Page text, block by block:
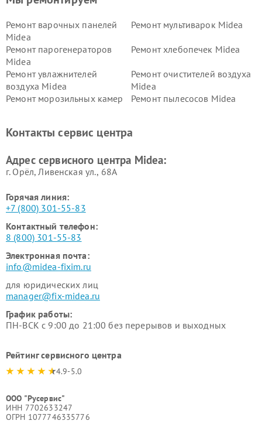
Ремонт варочных панелей
Midea
Ремонт мультиварок Midea
Ремонт парогенераторов
Midea
Ремонт хлебопечек Midea
Ремонт увлажнителей
воздуха Midea
Ремонт очистителей воздуха
Midea
Ремонт морозильных камер
Ремонт пылесосов Midea
пылесосов Midea
Midea
Контакты сервис центра
Адрес сервисного центра Midea:
г. Орёл, Ливенская ул., 68А
Горячая линия:
+7 (800) 301-55-83
Контактный телефон:
8 (800) 301-55-83
Электронная почта:
info@midea-fixim.ru
для юридических лиц
manager@fix-midea.ru
График работы:
ПН-ВСК с 9:00 до 21:00 без перерывов и выходных
Рейтинг сервисного центра
4.9-5.0
ООО "Русервис"
ИНН 7702633247
ОГРН 1077746335776